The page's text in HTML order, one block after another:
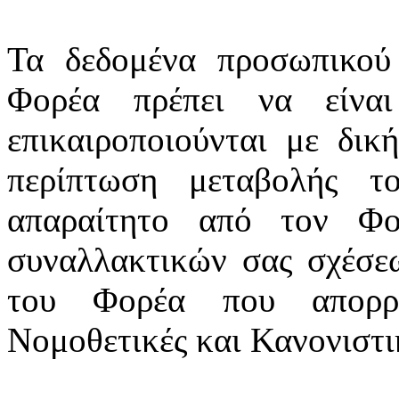
Τα δεδομένα
Φορέα πρέπει να
επικαιροποιούνται με
περίπτωση μεταβολής
απαραίτητο από τον
συναλλακτικών σας
του Φορέα που
Νομοθετικές και